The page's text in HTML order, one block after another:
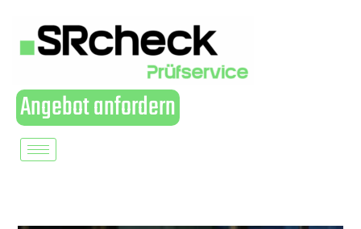
Angebot anfordern